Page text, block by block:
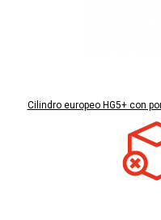
Cilindro europeo HG5+ con